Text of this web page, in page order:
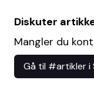
Diskuter
Mangler du
Gå til #artikler i